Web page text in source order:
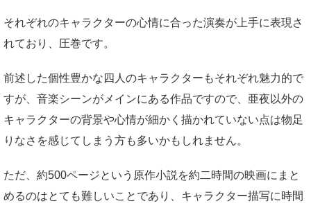
それぞれのキャラクターの心情に合った演奏が上手に表現さ
れており、圧巻です。
前述した個性豊かな四人のキャラクターもそれぞれ魅力的で
すが、音楽シーンがメインにある作品ですので、亜夜以外の
キャラクターの背景や心情が細かく描かれていない点は物足
りなさを感じてしまう方も多いかもしれません。
ただ、約500ページという原作小説を約二時間の映画にまと
めるのはとても難しいことであり、キャラクター描写に時間